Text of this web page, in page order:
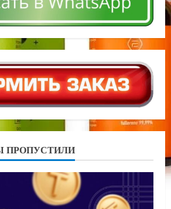
ПРОПУСТИЛИ